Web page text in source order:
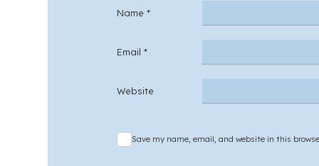
Name*
Email*
Website
Save my name, email, and website in this